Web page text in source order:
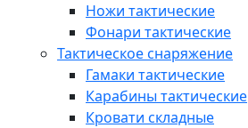
Ножи тактические
Фонари тактические
Тактическое снаряжение
Гамаки тактические
Карабины тактические
Кровати складные